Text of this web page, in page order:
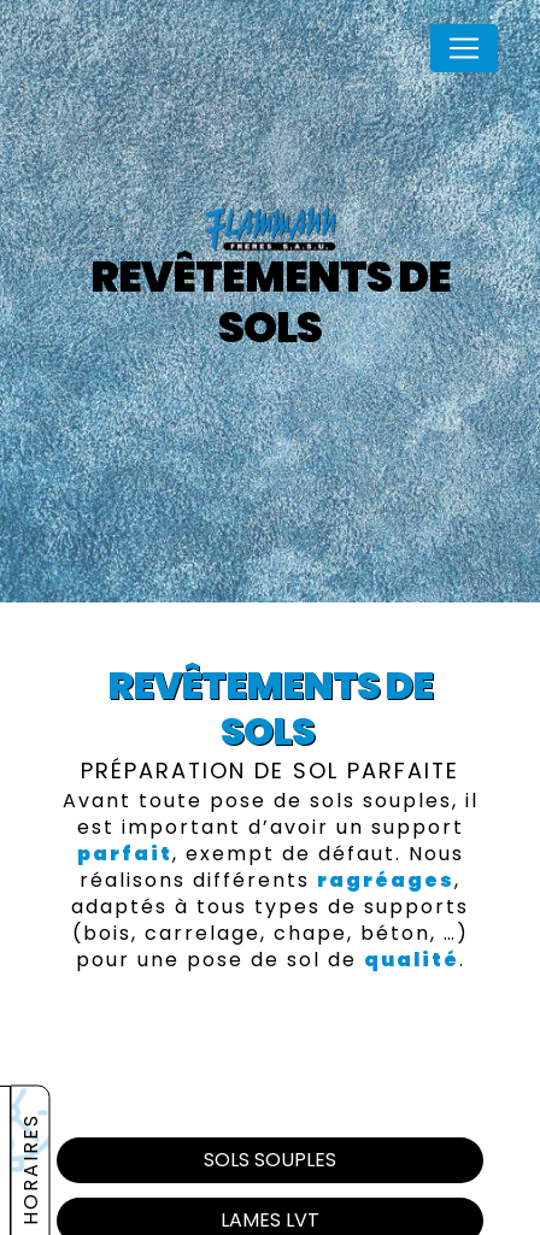
HORAIRES
REVÊTEMENTS DE
SOLS
REVÊTEMENTS DE
SOLS
PRÉPARATION DE SOL PARFAITE
Avant toute pose de sols souples, il
est important d’avoir un support
parfait, exempt de défaut. Nous
réalisons différents ragréages,
adaptés à tous types de supports
(bois, carrelage, chape, béton, …)
pour une pose de sol de qualité.
SOLS SOUPLES
LAMES LVT
Panneau de gestion des cookies